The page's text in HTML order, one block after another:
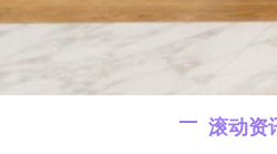
滚动资